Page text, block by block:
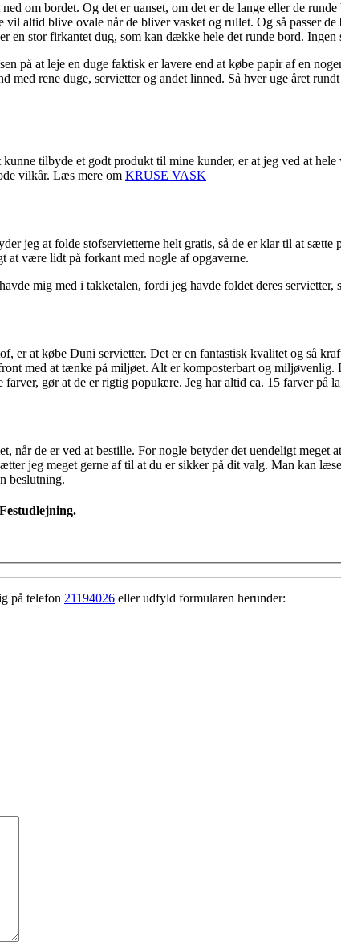
om bordet. Og det er uanset, om det er de lange eller de
vil altid blive ovale når de bliver vasket og rullet. Og så passer
en stor firkantet dug, som kan dække hele det runde bord.
på at leje en duge faktisk er lavere end at købe papir af en
med rene duge, servietter og andet linned. Så hver uge året
tilbyde et godt produkt til mine kunder, er at jeg ved at
vilkår. Læs mere om KRUSE VASK
jeg at folde stofservietterne helt gratis, så de er klar til at
at være lidt på forkant med nogle af opgaverne.
mig med i takketalen, fordi jeg havde foldet deres
er at købe Duni servietter. Det er en fantastisk kvalitet og så
med at tænke på miljøet. Alt er komposterbart og
gør at de er rigtig populære. Jeg har altid ca. 15 farver på
når de er ved at bestille. For nogle betyder det uendeligt
jeg meget gerne af til at du er sikker på dit valg. Man kan
beslutning.
på telefon 21194026 eller udfyld formularen herunder: